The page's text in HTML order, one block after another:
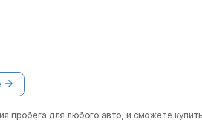
пробега для любого авто, и сможете